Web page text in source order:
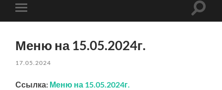
Меню на 15.05.2024г.
17.05.2024
Ссылка: Меню на 15.05.2024г.